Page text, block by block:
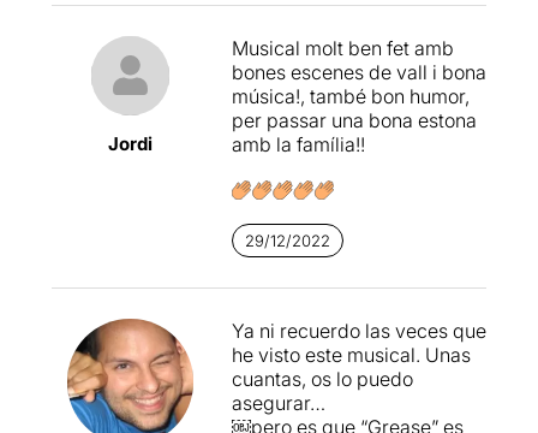
entonadaIsabel Peraen el
agradecido papel de Rizzo y
Carlos Solanocomo
maestro de ceremonias de
todo el montaje. Todos
juntos, cantan, bailan y nos
ofrecen un espectáculo que
no llega a la excelencia pero
que hará pasar un buen rato.
¿Y es que quién se puede
resistir aSummer nights
Jordi
Musical molt ben fet amb
bones escenes de vall i bona
música!, també bon humor,
per passar una bona estona
amb la família!!
29/12/2022
Ya ni recuerdo las veces que
he visto este musical. Unas
cuantas, os lo puedo
asegurar…
￼pero es que “Grease” es